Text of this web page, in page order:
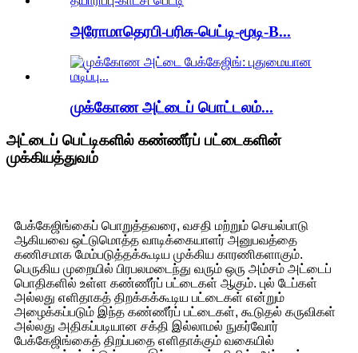
அரோமாதெரபி-பரிசு-பெட்டி-மூடி-B...
முக்கோண அட்டைப் பொட்டலம்...
அட்டைப் பெட்டிகளில் கண்ணீர்ப் பட்டைகளின்
முக்கியத்துவம்
பேக்கேஜிங்கைப் பொறுத்தவரை, வசதி மற்றும் செயல்பாடு
ஆகியவை ஒட்டுமொத்த வாடிக்கையாளர் அனுபவத்தை
கணிசமாக மேம்படுத்தக்கூடிய முக்கிய காரணிகளாகும்.
பெருகிய முறையில் பிரபலமடைந்து வரும் ஒரு அம்சம் அட்டைப்
பொதிகளில் உள்ள கண்ணீர்ப் பட்டைகள் ஆகும். புல் டேப்கள்
அல்லது எளிதாகத் திறக்கக்கூடிய பட்டைகள் என்றும்
அழைக்கப்படும் இந்த கண்ணீர்ப் பட்டைகள், கூடுதல் கருவிகள்
அல்லது அதிகப்படியான சக்தி இல்லாமல் நுகர்வோர்
பேக்கேஜிங்கைத் திறப்பதை எளிதாக்கும் வகையில்